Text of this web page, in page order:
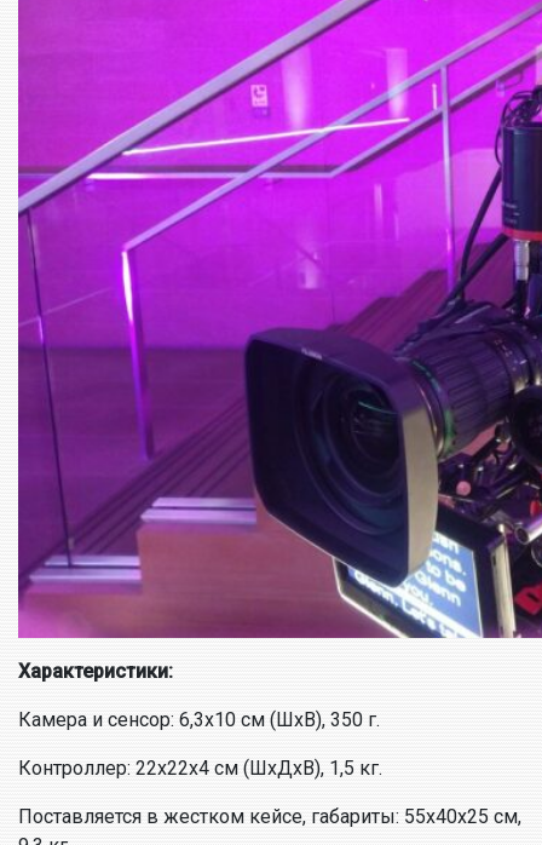
Характеристики:
Камера и сенсор: 6,3х10 см (ШхВ), 350 г.
Контроллер: 22х22х4 см (ШхДхВ), 1,5 кг.
Поставляется в жестком кейсе, габариты: 55x40x25 см,